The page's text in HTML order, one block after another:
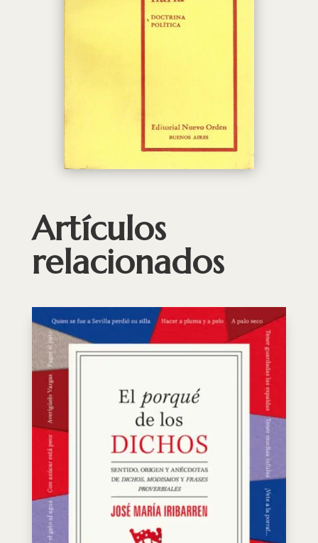
Artículos
relacionados